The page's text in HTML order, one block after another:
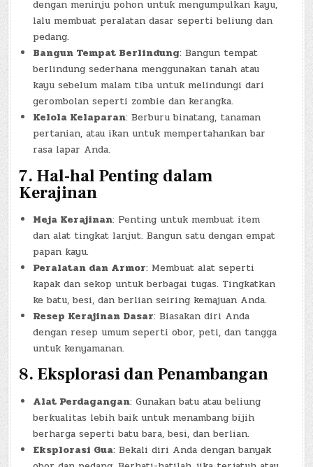
dengan meninju pohon untuk mengumpulkan kayu,
lalu membuat peralatan dasar seperti beliung dan
pedang.
Bangun Tempat Berlindung: Bangun tempat
berlindung sederhana menggunakan tanah atau
kayu sebelum malam tiba untuk melindungi dari
gerombolan seperti zombie dan kerangka.
Kelola Kelaparan: Berburu binatang, tanaman
pertanian, atau ikan untuk mempertahankan bar
rasa lapar Anda.
7. Hal-hal Penting dalam
Kerajinan
Meja Kerajinan: Penting untuk membuat item
dan alat tingkat lanjut. Bangun satu dengan empat
papan kayu.
Peralatan dan Armor: Membuat alat seperti
kapak dan sekop untuk berbagai tugas. Tingkatkan
ke batu, besi, dan berlian seiring kemajuan Anda.
Resep Kerajinan Dasar: Biasakan diri Anda
dengan resep umum seperti obor, peti, dan tangga
untuk kenyamanan.
8. Eksplorasi dan Penambangan
Alat Perdagangan: Gunakan batu atau beliung
berkualitas lebih baik untuk menambang bijih
berharga seperti batu bara, besi, dan berlian.
Eksplorasi Gua: Bekali diri Anda dengan banyak